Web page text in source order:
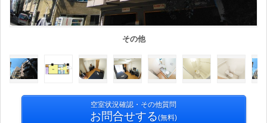
その他
空室状況確認・その他質問
お問合せする(無料)